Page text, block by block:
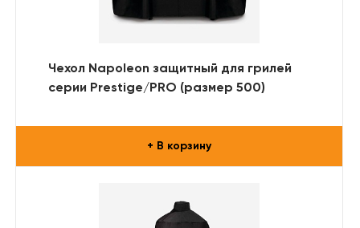
Чехол Napoleon защитный для грилей
серии Prestige/PRO (размер 500)
+ В корзину